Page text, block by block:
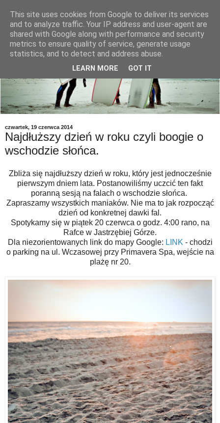
czwartek, 19 czerwca 2014
Najdłuższy dzień w roku czyli boogie o
wschodzie słońca.
Zbliża się najdłuższy dzień w roku, który jest jednocześnie
pierwszym dniem lata. Postanowiliśmy uczcić ten fakt
poranną sesją na falach o wschodzie słońca.
Zapraszamy wszystkich maniaków. Nie ma to jak rozpocząć
dzień od konkretnej dawki fal.
Spotykamy się w piątek 20 czerwca o godz. 4:00 rano, na
Rafce w Jastrzębiej Górze.
Dla niezorientowanych link do mapy Google: LINK- chodzi
o parking na ul. Wczasowej przy Primavera Spa, wejście na
plażę nr 20.
This site uses cookies from Google to deliver its services
and to analyze traffic. Your IP address and user-agent are
shared with Google along with performance and security
metrics to ensure quality of service, generate usage
statistics, and to detect and address abuse.
LEARN MORE GOT IT